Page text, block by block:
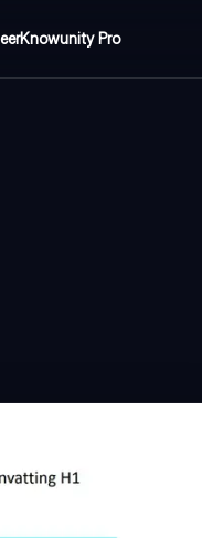
Knowunity Pro